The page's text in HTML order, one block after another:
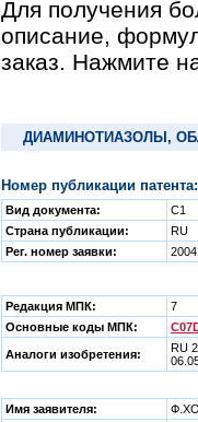
Для получения
описание,
заказ. Нажмите
ДИАМИНОТИАЗОЛЫ,
Номер публикации патента:
Вид документа:
C1
Страна публикации:
RU
Рег. номер заявки:
Редакция МПК:
7
Основные коды МПК:
Аналоги изобретения:
RU
Имя заявителя: